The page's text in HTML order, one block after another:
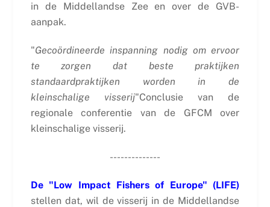
in de Middellandse Zee en over de GVB-
aanpak.
"Gecoördineerde inspanning nodig om ervoor
te zorgen dat beste praktijken
standaardpraktijken worden in de
kleinschalige visserij"Conclusie van de
regionale conferentie van de GFCM over
kleinschalige visserij.
--------------
De "Low Impact Fishers of Europe" (LIFE)
stellen dat, wil de visserij in de Middellandse